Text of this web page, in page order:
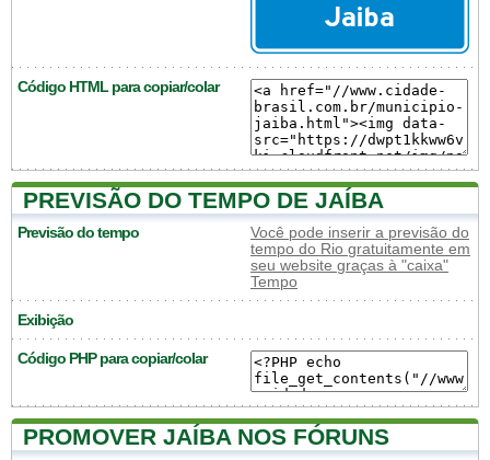
Código HTML para copiar/colar
PREVISÃO DO TEMPO DE JAÍBA
Previsão do tempo
Você pode inserir a previsão do
tempo do Rio gratuitamente em
seu website graças à "caixa"
Tempo
Exibição
Código PHP para copiar/colar
PROMOVER JAÍBA NOS FÓRUNS